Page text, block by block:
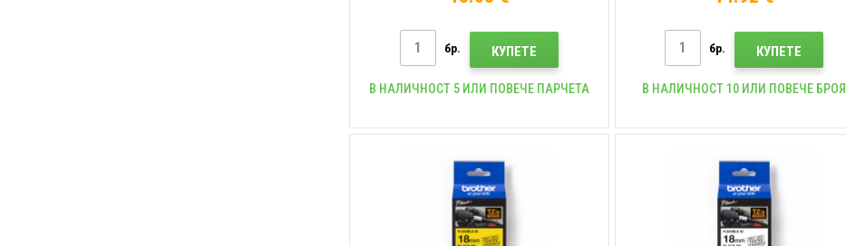
бр. КУПЕТЕ
В НАЛИЧНОСТ 5 ИЛИ ПОВЕЧЕ ПАРЧЕТА
бр. КУПЕТЕ
В НАЛИЧНОСТ 10 ИЛИ ПОВЕЧЕ БРОЯ